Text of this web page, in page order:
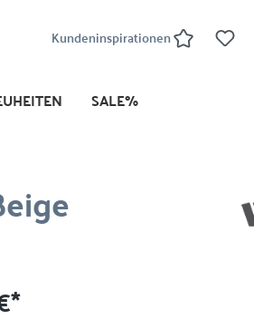
Kundeninspirationen
SALE%